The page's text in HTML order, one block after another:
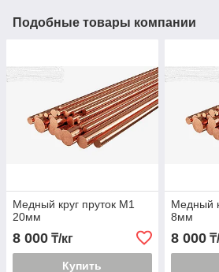
Подобные товары компании
Медный круг пруток М1
20мм
8 000 ₸/кг
Купить
Медный
8мм
8 000